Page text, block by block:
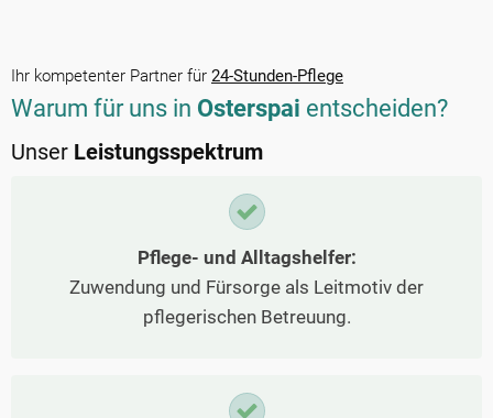
Ihr kompetenter Partner für 24-Stunden-Pflege
Warum für uns in Osterspai entscheiden?
Unser Leistungsspektrum
Pflege- und Alltagshelfer:
Zuwendung und Fürsorge als Leitmotiv der
pflegerischen Betreuung.